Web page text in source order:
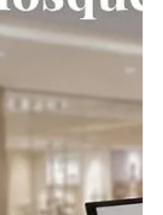
planejado para destacar produtos,
comunicar campanhas e acompanhar a
evolução da marca, mostrando como a
arquitetura comercial pode se tornar